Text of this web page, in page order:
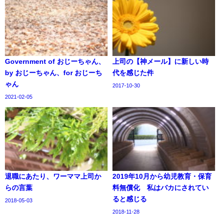
Government of おじーちゃん、
by おじーちゃん、for おじーち
ゃん
2021-02-05
上司の【神メール】に新しい時
代を感じた件
2017-10-30
退職にあたり、ワーママ上司か
らの言葉
2018-05-03
2019年10月から幼児教育・保育
料無償化 私はバカにされてい
ると感じる
2018-11-28